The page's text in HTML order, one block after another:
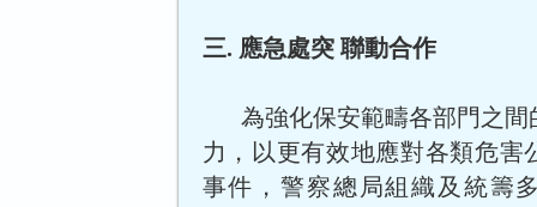
三. 應急處突 聯動合作
為強化保安範疇各部門之
力，以更有效地應對各類危害
事件，警察總局組織及統籌